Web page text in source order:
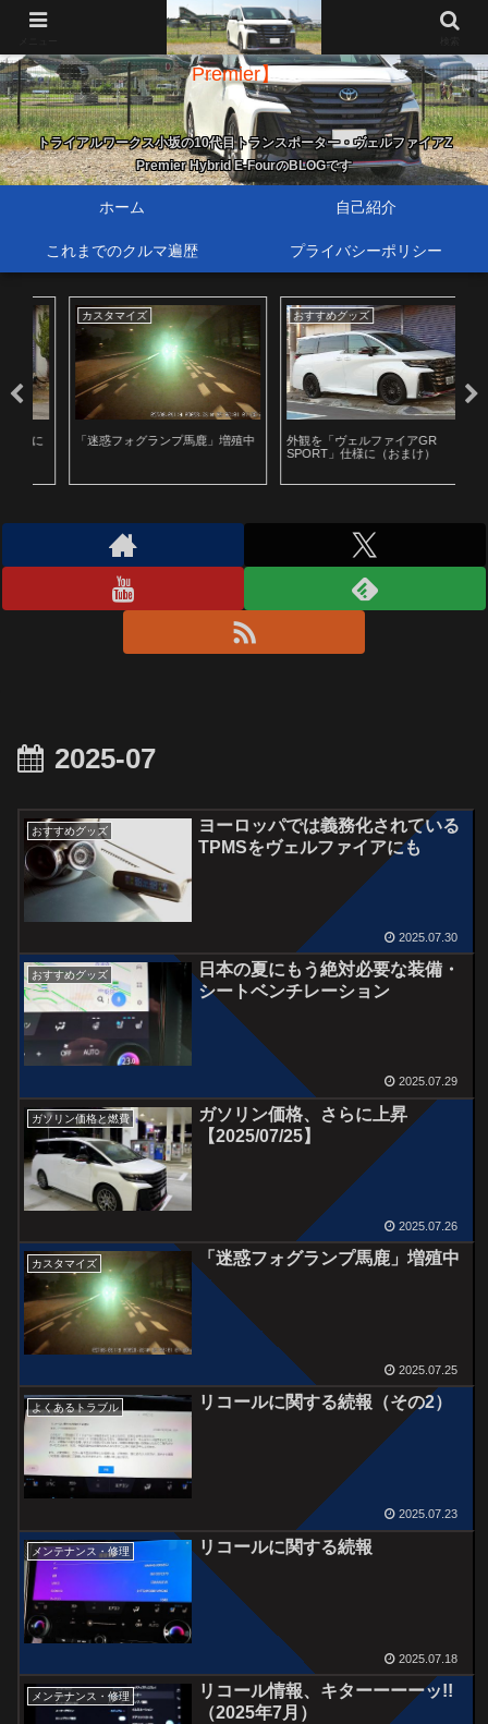
新・歴代トランスポーター【40系ヴェルファイア Z
Premier】
トライアルワークス小坂の10代目トランスポーター・ヴェルファイアZ
Premier Hybrid E-FourのBLOGです
ホーム 自己紹介
これまでのクルマ遍歴 プライバシーポリシー
カスタマイズ
「迷惑フォグランプ馬鹿」増殖中
おすすめグッズ
外観を「ヴェルファイアGR
SPORT」仕様に（おまけ）
2025-07
おすすめグッズ
ヨーロッパでは義務化されている
TPMSをヴェルファイアにも
2025.07.30
おすすめグッズ
日本の夏にもう絶対必要な装備・
シートベンチレーション
2025.07.29
ガソリン価格と燃費
ガソリン価格、さらに上昇
【2025/07/25】
2025.07.26
カスタマイズ 「迷惑フォグランプ馬鹿」増殖中
2025.07.25
よくあるトラブル リコールに関する続報（その2）
2025.07.23
メンテナンス・修理 リコールに関する続報
2025.07.18
メンテナンス・修理
リコール情報、キターーーーッ!!
（2025年7月）